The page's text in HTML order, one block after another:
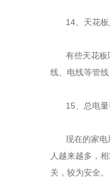
14 、天花
有些天花板
线、电线等管
15 、总电
现在的家电
人越来越多，
关，较为安全。